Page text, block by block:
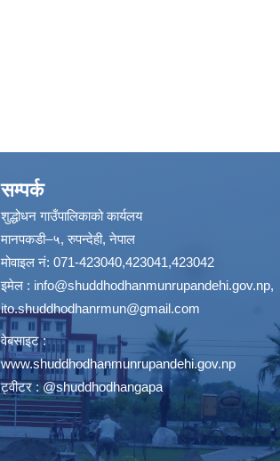
सम्पर्क
शुद्धोधन गाउँपालिकाको कार्यलय
मानपकडी–५, रुपन्देही, नेपाल
मोवाइल नं: 071-423040,423041,423042
इमेल : info@shuddhodhanmunrupandehi.gov.np,
ito.shuddhodhanrmun@gmail.com
वेबसाइट :
www.shuddhodhanmunrupandehi.gov.np
ट्वीटर : @shuddhodhangapa